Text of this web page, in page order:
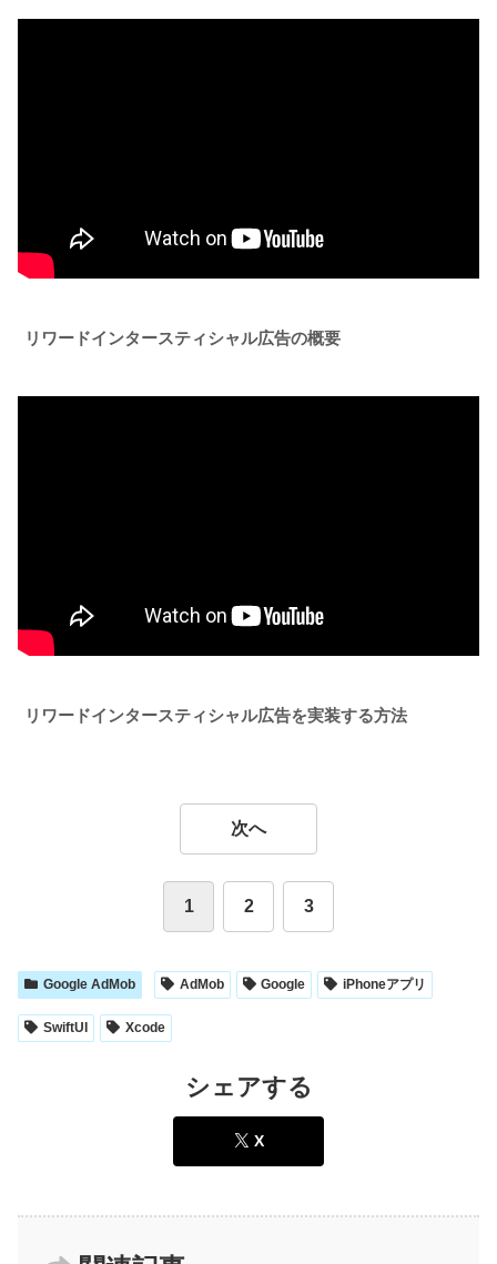
リワードインタースティシャル広告の概要
リワードインタースティシャル広告を実装する方法
次へ
1 2 3
Google AdMob AdMob Google iPhoneアプリ
SwiftUI Xcode
シェアする
X